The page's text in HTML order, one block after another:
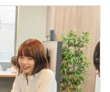
テム - 手術室自動
により決定。
ストの工程をいずれ